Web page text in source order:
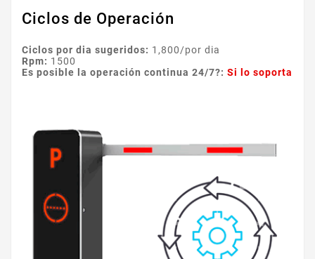
Ciclos de Operación
Ciclos por dia sugeridos: 1,800/por dia
Rpm: 1500
Es posible la operación continua 24/7?: Si lo soporta